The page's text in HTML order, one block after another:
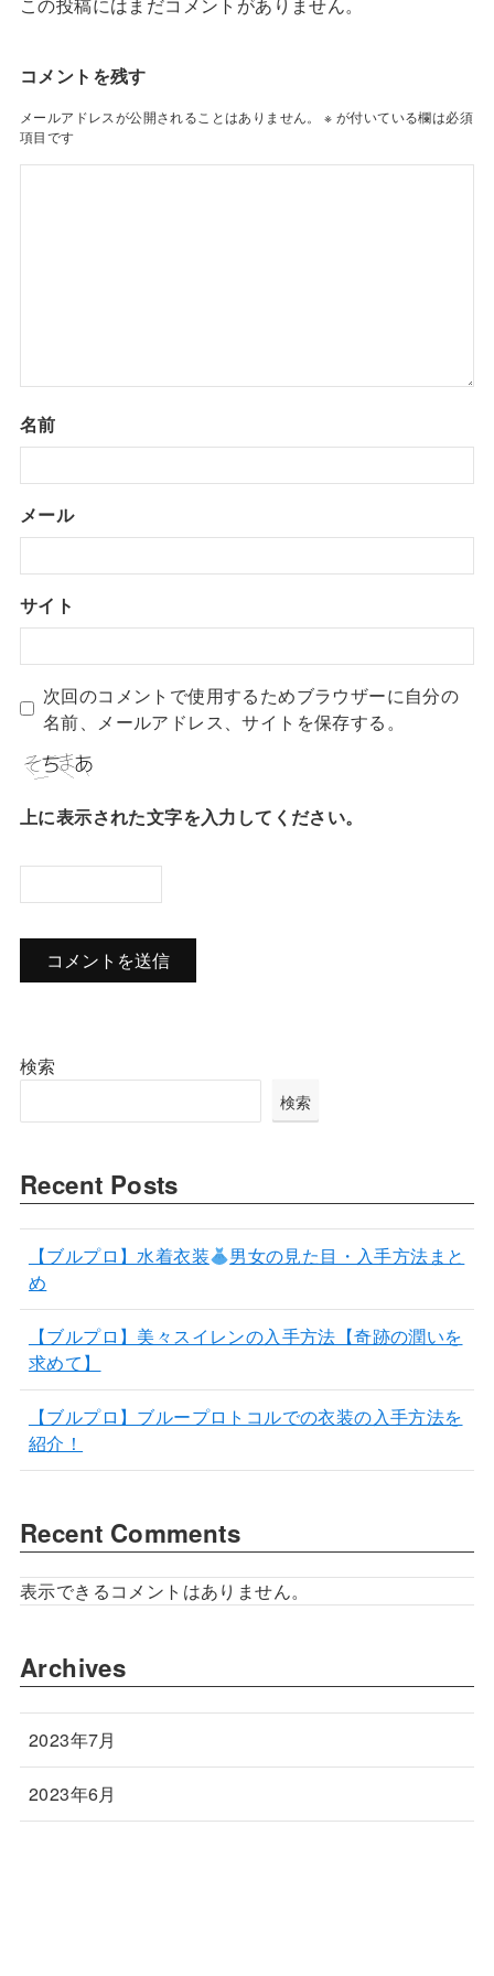
コメントを残す
メールアドレスが公開されることはありません。 ※ が付いている欄は必須
項目です
名前
メール
サイト
次回のコメントで使用するためブラウザーに自分の
名前、メールアドレス、サイトを保存する。
上に表示された文字を入力してください。
検索
検索
Recent Posts
【ブルプロ】水着衣装
男女の見た目・入手方法まと
め
【ブルプロ】美々スイレンの入手方法【奇跡の潤いを
求めて】
【ブルプロ】ブループロトコルでの衣装の入手方法を
紹介！
Recent Comments
表示できるコメントはありません。
Archives
2023年7月
2023年6月